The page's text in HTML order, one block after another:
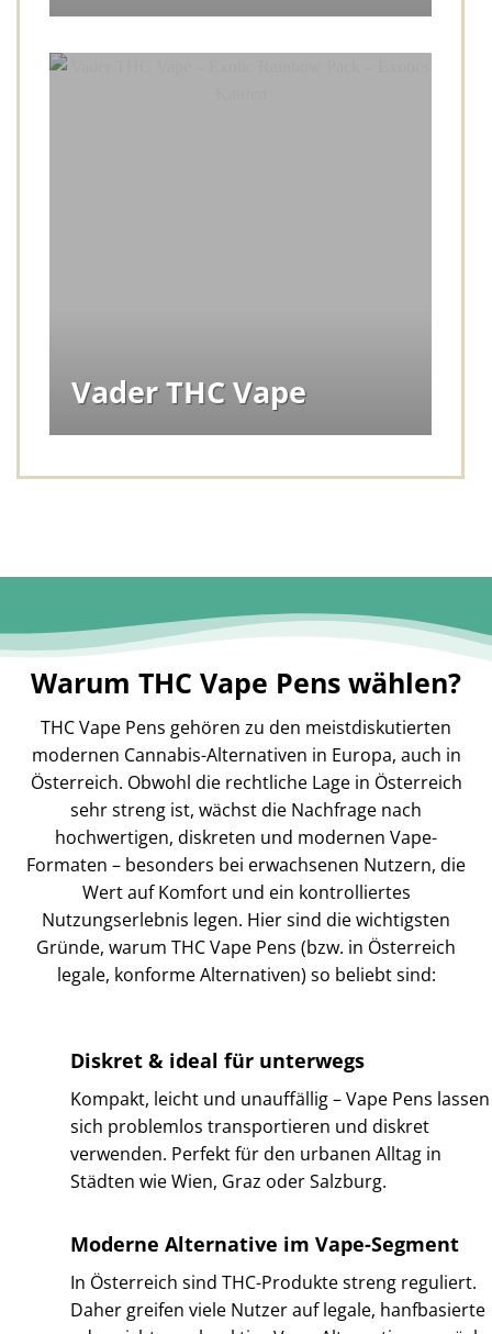
Vader THC Vape
Warum THC Vape Pens wählen?
THC Vape Pens gehören zu den meistdiskutierten
modernen Cannabis-Alternativen in Europa, auch in
Österreich. Obwohl die rechtliche Lage in Österreich
sehr streng ist, wächst die Nachfrage nach
hochwertigen, diskreten und modernen Vape-
Formaten – besonders bei erwachsenen Nutzern, die
Wert auf Komfort und ein kontrolliertes
Nutzungserlebnis legen. Hier sind die wichtigsten
Gründe, warum THC Vape Pens (bzw. in Österreich
legale, konforme Alternativen) so beliebt sind:
Diskret & ideal für unterwegs
Kompakt, leicht und unauffällig – Vape Pens lassen
sich problemlos transportieren und diskret
verwenden. Perfekt für den urbanen Alltag in
Städten wie Wien, Graz oder Salzburg.
Moderne Alternative im Vape-Segment
In Österreich sind THC-Produkte streng reguliert.
Daher greifen viele Nutzer auf legale, hanfbasierte